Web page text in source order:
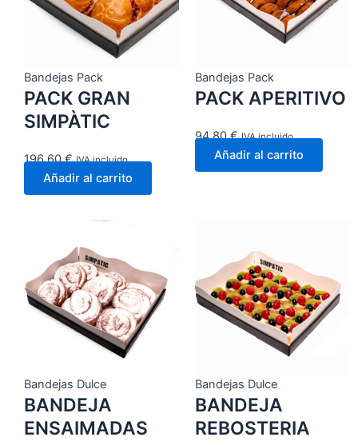
Bandejas Pack
PACK GRAN
SIMPÀTIC
196,60€ IVA incluido
Añadir al carrito
Bandejas Pack
PACK APERITIVO
94,80€ IVA incluido
Añadir al carrito
Bandejas Dulce
BANDEJA
ENSAIMADAS
Bandejas Dulce
BANDEJA
REBOSTERIA